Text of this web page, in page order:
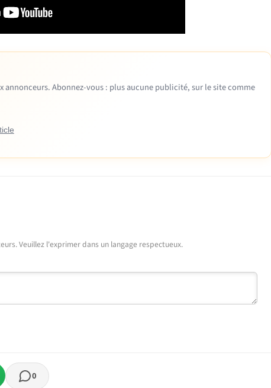
annonceurs. Abonnez-vous : plus aucune publicité, sur le site comme
Veuillez l'exprimer dans un langage respectueux.
0